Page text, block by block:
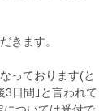
きます。
っております(と
3日間｣と言われて